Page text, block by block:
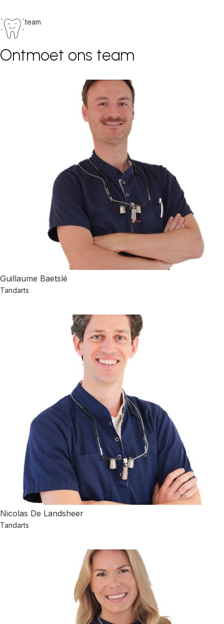
team
Ontmoet ons team
Guillaume Baetslé
Tandarts
Nicolas De Landsheer
Tandarts